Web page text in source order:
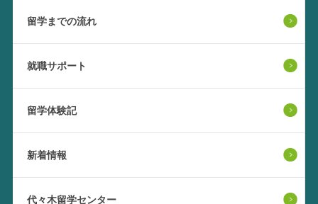
留学までの流れ
就職サポート
留学体験記
新着情報
代々木留学センター